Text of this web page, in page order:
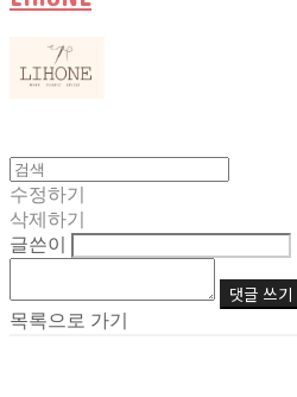
수정하기
삭제하기
글쓴이
댓글 쓰기
목록으로 가기